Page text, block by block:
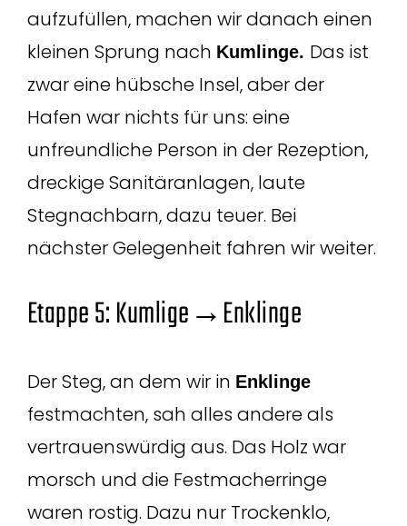
aufzufüllen, machen wir danach einen
kleinen Sprung nach Kumlinge. Das ist
zwar eine hübsche Insel, aber der
Hafen war nichts für uns: eine
unfreundliche Person in der Rezeption,
dreckige Sanitäranlagen, laute
Stegnachbarn, dazu teuer. Bei
nächster Gelegenheit fahren wir weiter.
Etappe 5: Kumlige→Enklinge
Der Steg, an dem wir in Enklinge
festmachten, sah alles andere als
vertrauenswürdig aus. Das Holz war
morsch und die Festmacherringe
waren rostig. Dazu nur Trockenklo,